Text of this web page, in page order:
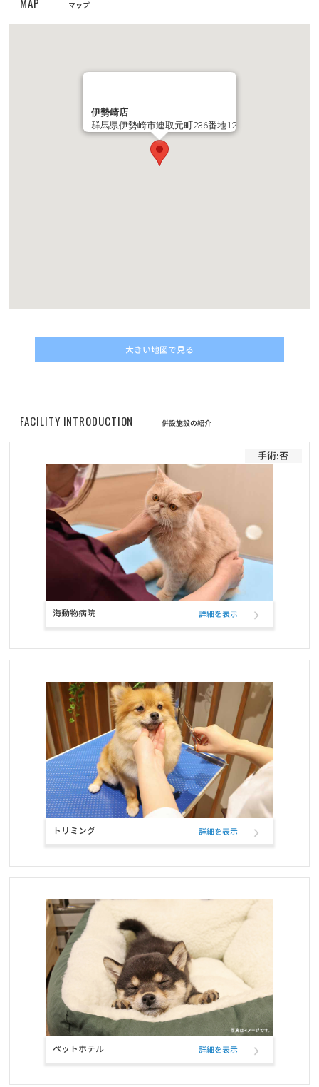
2022/01/19
MAP マップ
伊勢崎店
群馬県伊勢崎市連取元町236番地12
大きい地図で見る
FACILITY INTRODUCTION 併設施設の紹介
手術:否
海動物病院 詳細を表示
トリミング 詳細を表示
ペットホテル 詳細を表示